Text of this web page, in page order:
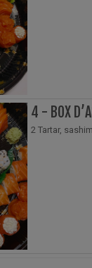
4 - BOX
2 Tartar,